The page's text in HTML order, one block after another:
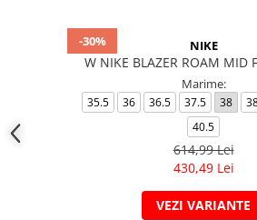
-30% NIKE
W NIKE BLAZER ROAM MID
Marime:
35.5 36 36.5 37.5 38
40.5
614,99 Lei
430,49 Lei
VEZI VARIANTE